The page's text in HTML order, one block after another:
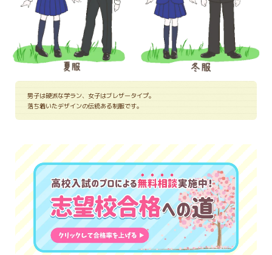
男子は硬派な学ラン、女子はブレザータイプ。
落ち着いたデザインの伝統ある制服です。